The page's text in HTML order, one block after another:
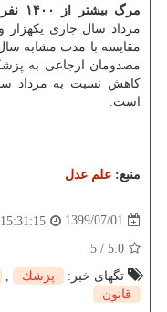
مرگ بیشتر از ۱۴۰۰ نفر در تصادفات مرداد
است.
منبع: علم عدل
1399/07/01
15:31:15
5.0
/
5
تگهای خبر:
پزشك
قانون